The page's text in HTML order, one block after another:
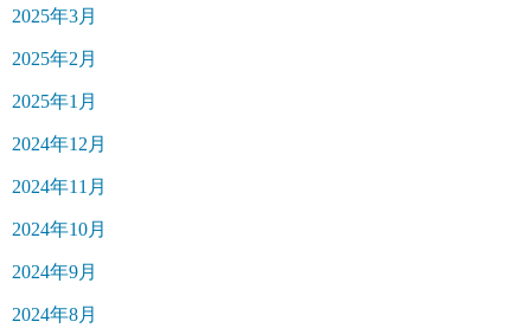
2025年3月
2025年2月
2025年1月
2024年12月
2024年11月
2024年10月
2024年9月
2024年8月